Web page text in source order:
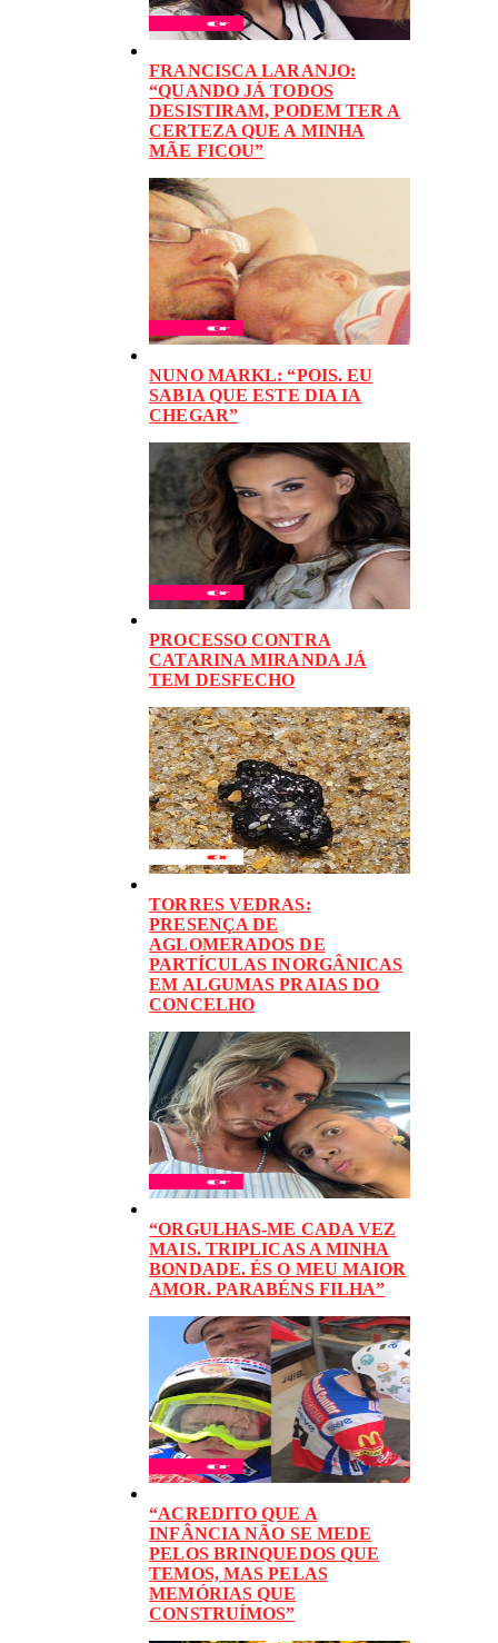
FRANCISCA LARANJO:
“QUANDO JÁ TODOS
DESISTIRAM, PODEM TER A
CERTEZA QUE A MINHA
MÃE FICOU”
NUNO MARKL: “POIS. EU
SABIA QUE ESTE DIA IA
CHEGAR”
PROCESSO CONTRA
CATARINA MIRANDA JÁ
TEM DESFECHO
TORRES VEDRAS:
PRESENÇA DE
AGLOMERADOS DE
PARTÍCULAS INORGÂNICAS
EM ALGUMAS PRAIAS DO
CONCELHO
“ORGULHAS-ME CADA VEZ
MAIS. TRIPLICAS A MINHA
BONDADE. ÉS O MEU MAIOR
AMOR. PARABÉNS FILHA”
“ACREDITO QUE A
INFÂNCIA NÃO SE MEDE
PELOS BRINQUEDOS QUE
TEMOS, MAS PELAS
MEMÓRIAS QUE
CONSTRUÍMOS”